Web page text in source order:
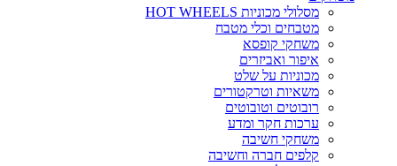
מסלולי מכוניות HOT WHEELS
מטבחים וכלי מטבח
משחקי קופסא
איפור ואביזרים
מכוניות על שלט
משאיות וטרקטורים
רובוטים וטובוטים
ערכות חקר ומדע
משחקי חשיבה
קלפים חברה וחשיבה